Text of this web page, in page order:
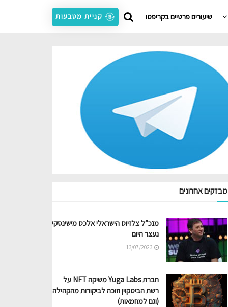
שיעורים פרטיים בקריפטו קניית מטבעות
מבזקים אחרונים
מנכ”ל צלזיוס הישראלי אלכס מישינסקי
נעצר היום
חברת Yuga Labs משיקה NFT על
רשת הביטקוין וזוכה לביקורות מהקהילה
(וגם למחמאות)